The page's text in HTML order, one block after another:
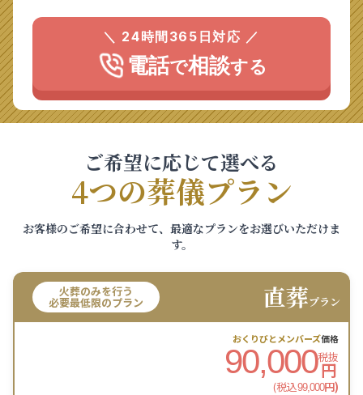
＼ 24時間365日対応 ／
電話で相談する
ご希望に応じて選べる
4つの葬儀プラン
お客様のご希望に合わせて、最適なプランをお選びいただけま
す。
火葬のみを行う
必要最低限のプラン 直葬プラン
おくりびとメンバーズ価格
90,000税抜
円
(税込99,000円)